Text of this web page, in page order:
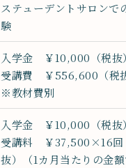
ステューデントサロンで
験
入学金 ￥10,000（税抜）
受講費 ￥556,600（税抜
※教材費別
入学金 ￥10,000（税抜）
受講料 ￥37,500×16回
抜）（1カ月当たりの金額